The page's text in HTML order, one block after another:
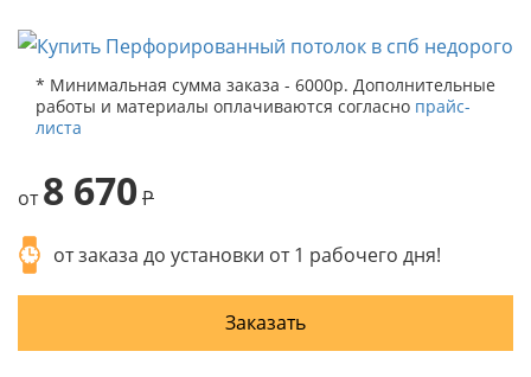
* Минимальная сумма заказа - 6000р. Дополнительные
работы и материалы оплачиваются согласно прайс-
листа
от8 670 P
от заказа до установки от 1 рабочего дня!
Заказать